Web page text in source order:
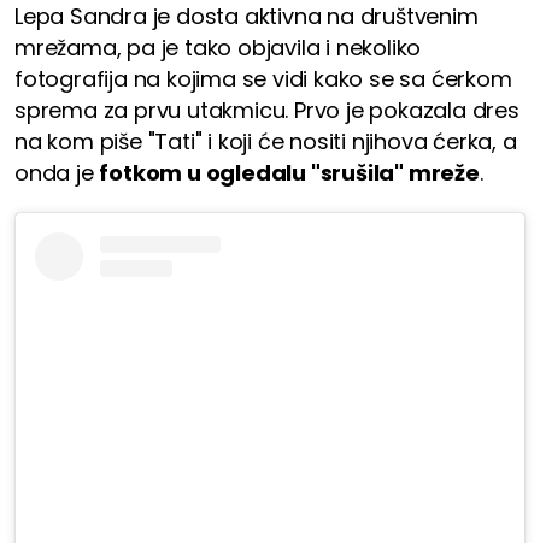
Lepa Sandra je dosta aktivna na društvenim
mrežama, pa je tako objavila i nekoliko
fotografija na kojima se vidi kako se sa ćerkom
sprema za prvu utakmicu. Prvo je pokazala dres
na kom piše "Tati" i koji će nositi njihova ćerka, a
onda je fotkom u ogledalu "srušila" mreže.